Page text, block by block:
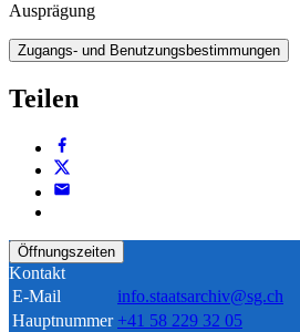
Ausprägung
Zugangs- und Benutzungsbestimmungen
Teilen
Öffnungszeiten
Kontakt
E-Mail
info.staatsarchiv@sg.ch
Hauptnummer +41 58 229 32 05